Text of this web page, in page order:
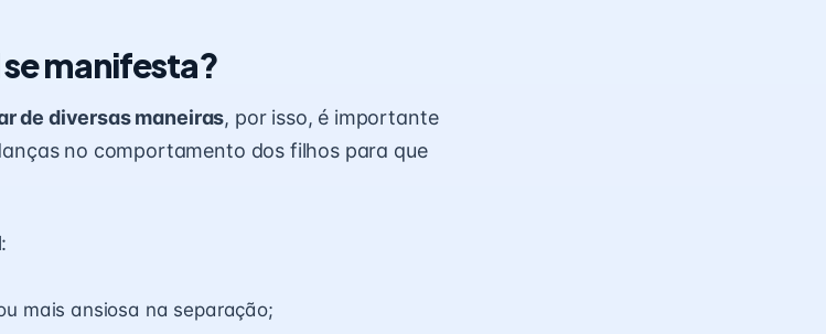
manifesta?
de diversas maneiras, por isso, é importante
no comportamento dos filhos para que
mais ansiosa na separação;